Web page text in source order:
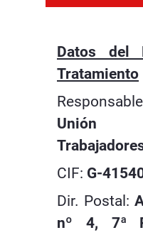
Datos del
Tratamiento
Unión
CIF: G-
Dir. Postal:
nº 4, 7ª